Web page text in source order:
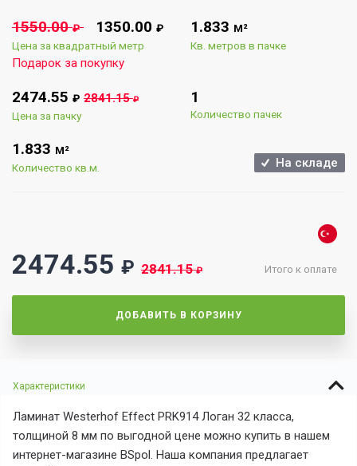
1550.00 ₽ 1350.00 ₽
Цена за квадратный метр
Подарок за покупку
1.833 М²
Кв. метров в пачке
2474.55 ₽ 2841.15₽
Цена за пачку
1
Количество пачек
1.833 М²
Количество кв.м. На складе
Итого к оплате
2474.55 ₽ 2841.15₽
ДОБАВИТЬ В КОРЗИНУ
Характеристики
Ламинат Westerhof Effect PRK914 Логан 32 класса,
толщиной 8 мм по выгодной цене можно купить в нашем
интернет-магазине BSpol. Наша компания предлагает